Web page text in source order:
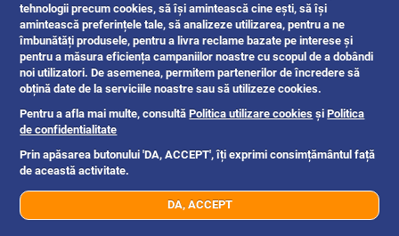
07xx xxx xxx Trimite mesaj
ANPC
tehnologii precum cookies, să își amintească cine ești, să își
amintească preferințele tale, să analizeze utilizarea, pentru a ne
îmbunătăți produsele, pentru a livra reclame bazate pe interese și
pentru a măsura eficiența campaniilor noastre cu scopul de a dobândi
noi utilizatori. De asemenea, permitem partenerilor de încredere să
obțină date de la serviciile noastre sau să utilizeze cookies.
Pentru a afla mai multe, consultăPolitica utilizare cookies șiPolitica
de confidentialitate
Prin apăsarea butonului 'DA, ACCEPT', îți exprimi consimțământul față
de această activitate.
DA, ACCEPT